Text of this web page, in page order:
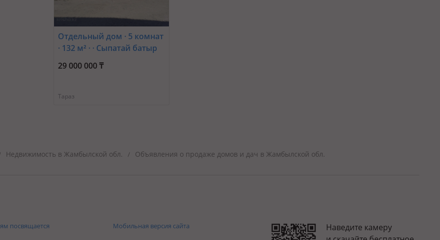
Отдельный дом · 5 комнат
· 132 м² · · Сыпатай батыр
29 000 000 ₸
Тараз
Недвижимость в Жамбылской обл. / Объявления о продаже домов и дач в Жамбылской обл.
посвящается
Мобильная версия сайта
Наведите камеру